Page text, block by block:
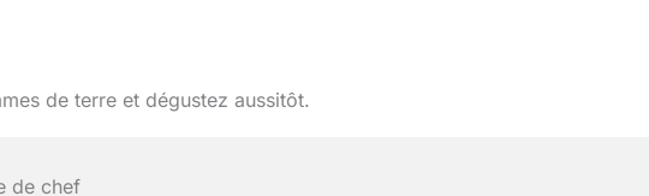
de terre et dégustez aussitôt.
de chef